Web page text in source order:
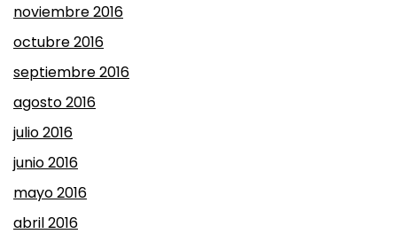
noviembre 2016
octubre 2016
septiembre 2016
agosto 2016
julio 2016
junio 2016
mayo 2016
abril 2016